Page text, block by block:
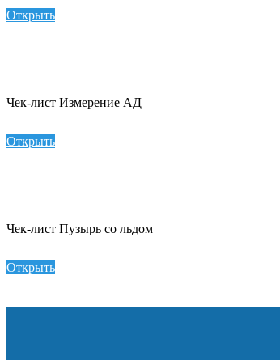
Открыть
Чек-лист Измерение АД
Открыть
Чек-лист Пузырь со льдом
Открыть